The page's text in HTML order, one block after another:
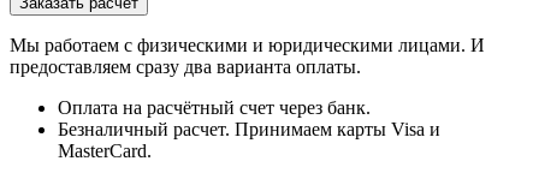
Мы работаем с физическими и юридическими лицами. И
предоставляем сразу два варианта оплаты.
Оплата на расчётный счет через банк.
Безналичный расчет. Принимаем карты Visa и
MasterCard.